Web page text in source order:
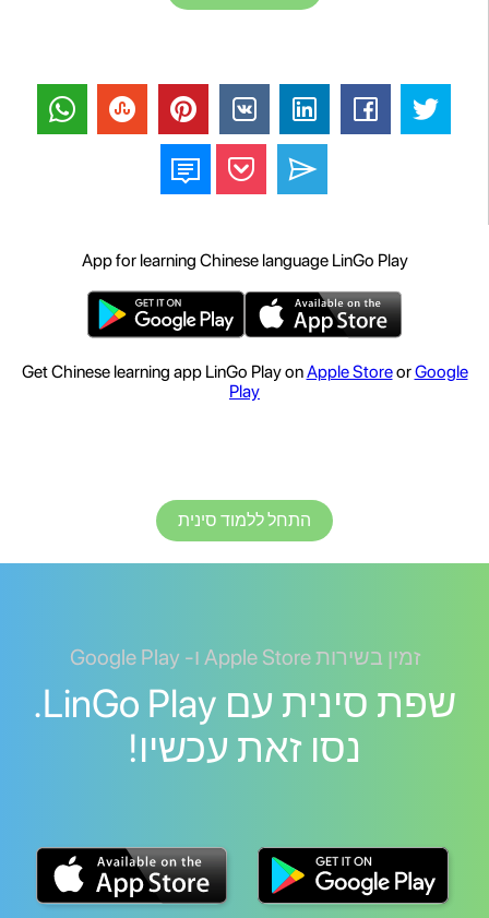
App for learning Chinese language LinGo Play
Get Chinese learning app LinGo Play onApple StoreorGoogle
Play
התחל ללמוד סינית
זמין בשירות Apple Store ו- Google Play
שפת סינית עם LinGo Play.
נסו זאת עכשיו!